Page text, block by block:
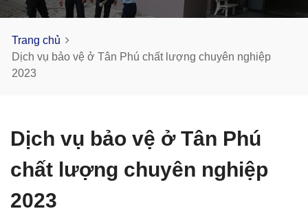
Trang chủ
Dịch vụ bảo vệ ở Tân Phú chất lượng chuyên nghiệp
2023
Dịch vụ bảo vệ ở Tân Phú
chất lượng chuyên nghiệp
2023